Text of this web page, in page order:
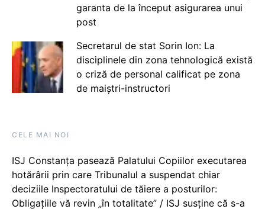
garanta de la început asigurarea unui
post
Secretarul de stat Sorin Ion: La
disciplinele din zona tehnologică există
o criză de personal calificat pe zona
de maiștri-instructori
CELE MAI NOI
ISJ Constanța pasează Palatului Copiilor executarea
hotărârii prin care Tribunalul a suspendat chiar
deciziile Inspectoratului de tăiere a posturilor:
Obligațiile vă revin „în totalitate” / ISJ susține că s-a